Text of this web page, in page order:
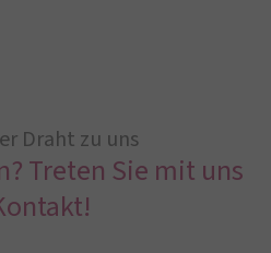
Draht zu uns
Treten Sie mit uns